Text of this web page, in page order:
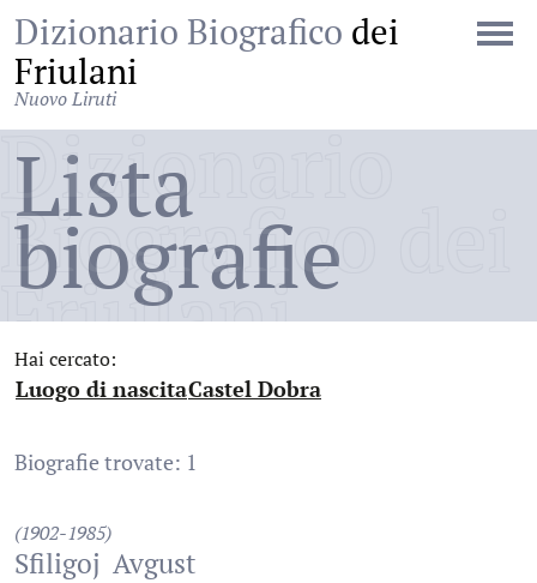
Dizionario Biografico dei
Friulani
Nuovo Liruti
Dizionario
Biografico dei
Friulani
Lista
biografie
Hai cercato:
Luogo di nascita
:Castel Dobra
Biografie trovate: 1
(1902-1985)
Sfiligoj Avgust